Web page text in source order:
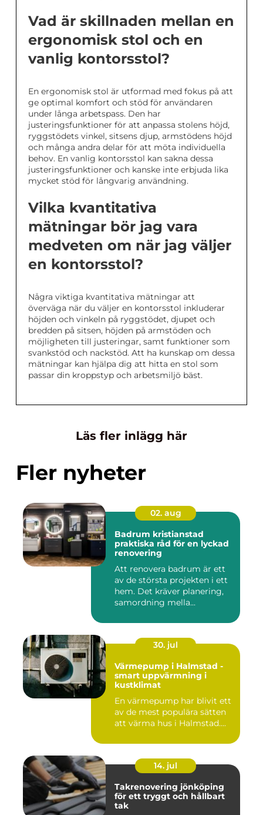
Vad är skillnaden mellan en
ergonomisk stol och en
vanlig kontorsstol?
En ergonomisk stol är utformad med fokus på att
ge optimal komfort och stöd för användaren
under långa arbetspass. Den har
justeringsfunktioner för att anpassa stolens höjd,
ryggstödets vinkel, sitsens djup, armstödens höjd
och många andra delar för att möta individuella
behov. En vanlig kontorsstol kan sakna dessa
justeringsfunktioner och kanske inte erbjuda lika
mycket stöd för långvarig användning.
Vilka kvantitativa
mätningar bör jag vara
medveten om när jag väljer
en kontorsstol?
Några viktiga kvantitativa mätningar att
överväga när du väljer en kontorsstol inkluderar
höjden och vinkeln på ryggstödet, djupet och
bredden på sitsen, höjden på armstöden och
möjligheten till justeringar, samt funktioner som
svankstöd och nackstöd. Att ha kunskap om dessa
mätningar kan hjälpa dig att hitta en stol som
passar din kroppstyp och arbetsmiljö bäst.
Läs fler inlägg här
Fler nyheter
02. aug
Badrum kristianstad
praktiska råd för en lyckad
renovering
Att renovera badrum är ett
av de största projekten i ett
hem. Det kräver planering,
samordning mella...
30. jul
Värmepump i Halmstad -
smart uppvärmning i
kustklimat
En värmepump har blivit ett
av de mest populära sätten
att värma hus i Halmstad....
14. jul
Takrenovering jönköping
för ett tryggt och hållbart
tak